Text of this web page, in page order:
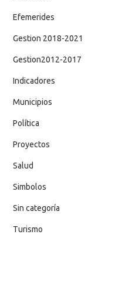
Efemerides
Gestion 2018-2021
Gestion2012-2017
Indicadores
Municipios
Política
Proyectos
Salud
Simbolos
Sin categoría
Turismo